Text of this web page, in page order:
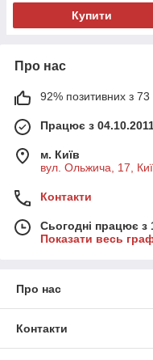
Купити
Про нас
92% позитивних з 73
Працює з
м. Київ
вул. Ольжича, 17,
Контакти
Сьогодні працює з
Показати весь
Про нас
Контакти